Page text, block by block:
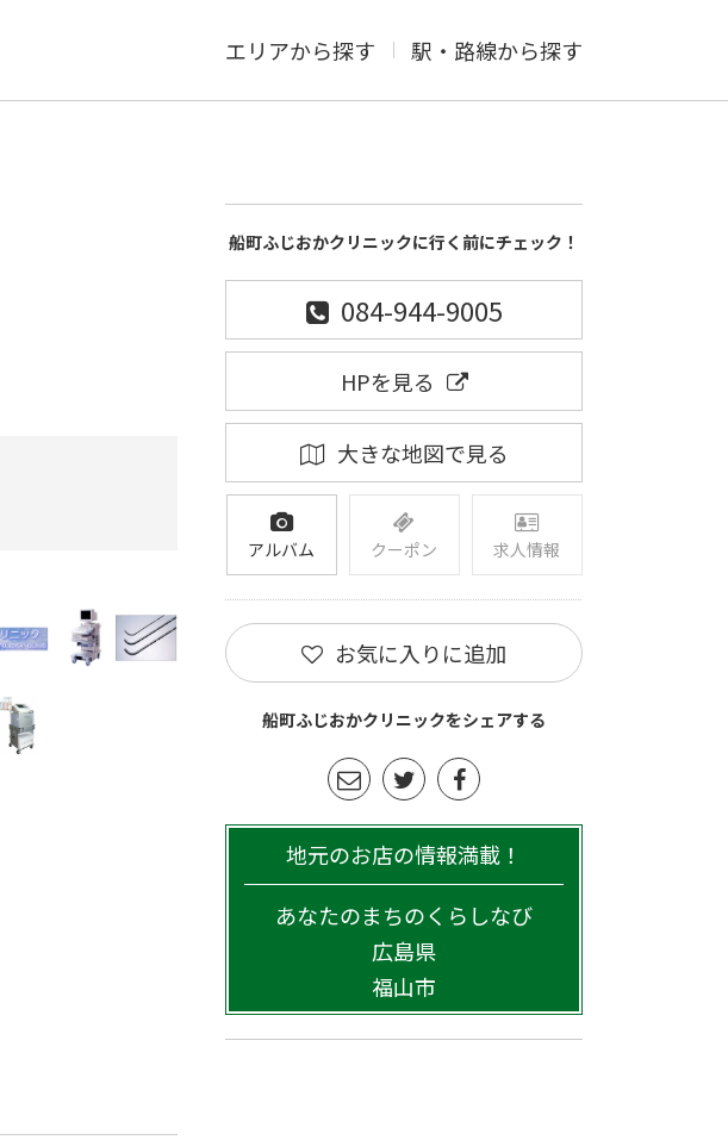
エリアから探す 駅・路線から探す
船町ふじおかクリニックに行く前にチェック！
084-944-9005
HPを見る
大きな地図で見る
アルバム クーポン 求人情報
お気に入りに追加
船町ふじおかクリニックをシェアする
地元のお店の情報満載！
あなたのまちのくらしなび
広島県
福山市